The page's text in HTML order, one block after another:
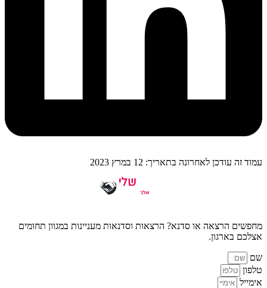
עמוד זה עודכן לאחרונה בתאריך: 12 במרץ 2023
מחפשים הרצאה או סדנא? הרצאות וסדנאות מעניינות במגוון תחומים
אצלכם בארגון.
שם
טלפון
אימייל